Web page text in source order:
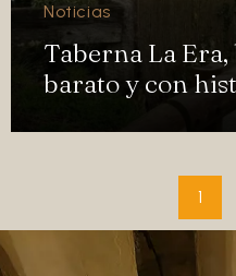
Noticias
Taberna La
barato y con
1